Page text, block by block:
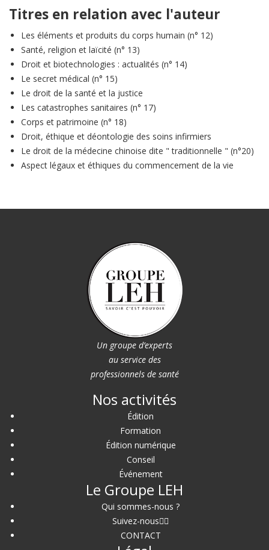
Titres en relation avec l'auteur
Les éléments et produits du corps humain (n° 12)
Santé, religion et laïcité (n° 13)
Droit et biotechnologies : actualités (n° 14)
Le secret médical (n° 15)
Le droit de la santé et la justice
Les catastrophes sanitaires (n° 17)
Corps et patrimoine (n° 18)
Droit, éthique et déontologie des soins infirmiers
Le droit de la médecine chinoise dite " traditionnelle " (n°20)
Aspect légaux et éthiques du commencement de la vie
Un groupe d’experts
au service des
professionnels de santé
Nos activités
Édition
Formation
Édition numérique
Conseil
Événement
Le Groupe LEH
Qui sommes-nous ?
Suivez-nous
CONTACT